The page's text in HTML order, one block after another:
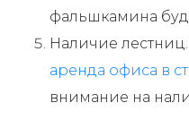
фальшкамина
Наличие
аренда офиса в
внимание на